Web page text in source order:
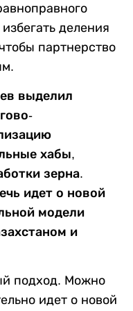
деления
партнерство
выделил
хабы,
зерна.
идет о новой
модели
и
подход. Можно
идет о новой